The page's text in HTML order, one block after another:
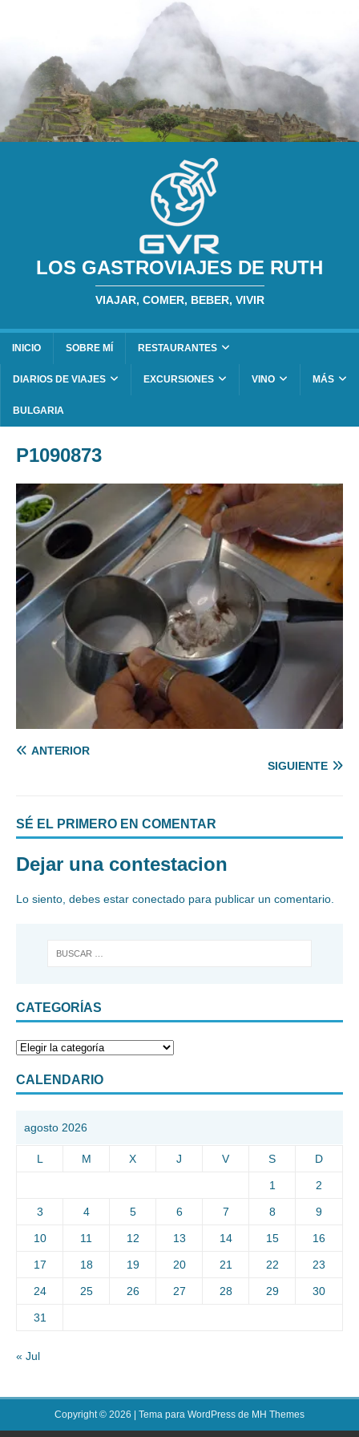
LOS GASTROVIAJES DE RUTH
VIAJAR, COMER, BEBER, VIVIR
INICIO SOBRE MÍ RESTAURANTES
DIARIOS DE VIAJES EXCURSIONES VINO MÁS
BULGARIA
P1090873
ANTERIOR
SIGUIENTE
SÉ EL PRIMERO EN COMENTAR
Dejar una contestacion
Lo siento, debes estar conectado para publicar un comentario.
CATEGORÍAS
CALENDARIO
agosto 2026
L M X J V S D
1 2
3 4 5 6 7 8 9
10 11 12 13 14 15 16
17 18 19 20 21 22 23
24 25 26 27 28 29 30
31
« Jul
Copyright © 2026 | Tema para WordPress de MH Themes